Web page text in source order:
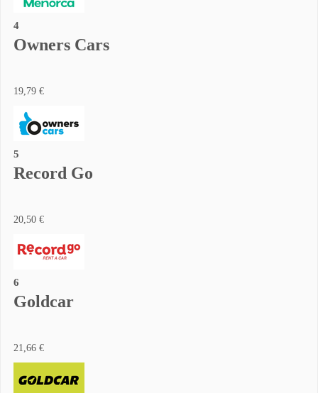
4
Owners Cars
19,79 €
5
Record Go
20,50 €
6
Goldcar
21,66 €